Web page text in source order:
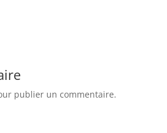
publier un commentaire.